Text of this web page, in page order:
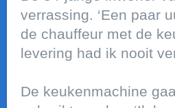
verrassing. ‘Een paar
de chauffeur met de
levering had ik nooit
De keukenmachine